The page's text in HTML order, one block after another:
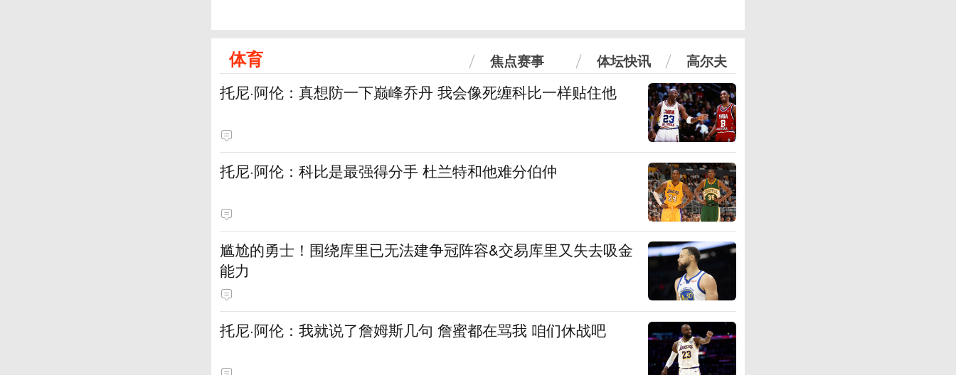
体育 焦点赛事 体坛快讯 高尔夫
托尼·阿伦：真想防一下巅峰乔丹 我会像死缠科比一样贴住他
托尼·阿伦：科比是最强得分手 杜兰特和他难分伯仲
尴尬的勇士！围绕库里已无法建争冠阵容&交易库里又失去吸金
能力
托尼·阿伦：我就说了詹姆斯几句 詹蜜都在骂我 咱们休战吧